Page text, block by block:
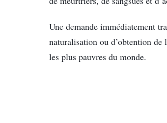
Une demande immédiatement
naturalisation ou d’obtention de
les plus pauvres du monde.